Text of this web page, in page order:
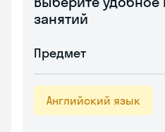
занятий
Предмет
Английский язык